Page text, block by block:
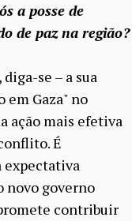
a posse de
de paz na região?
se – a sua
em Gaza" no
ação mais efetiva
É
expectativa
novo governo
contribuir